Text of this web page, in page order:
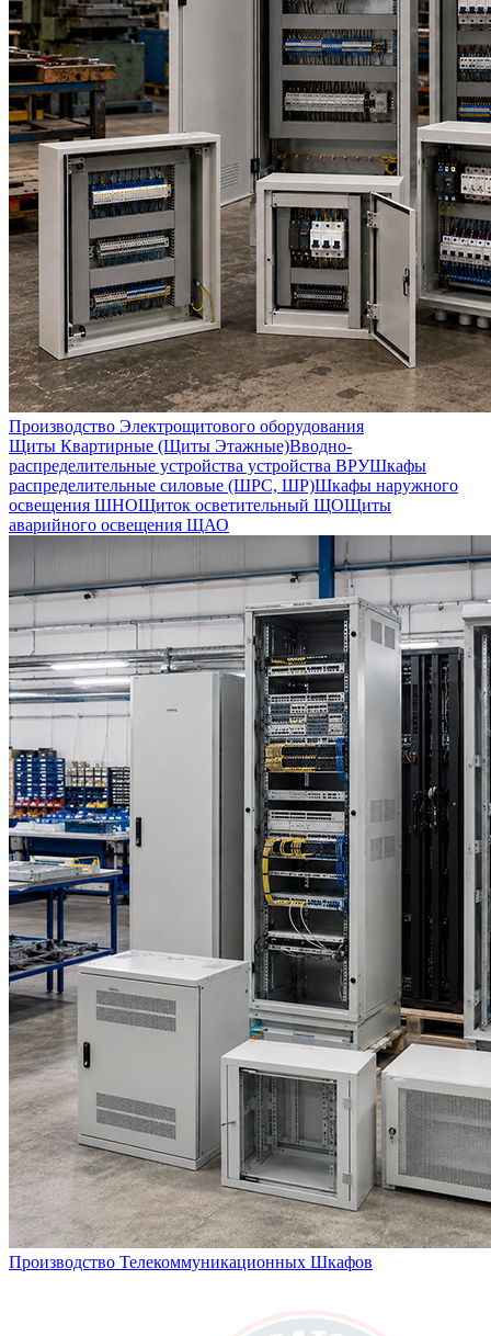
Производство Электрощитового оборудования
Щиты Квартирные (Щиты Этажные)Вводно-
распределительные устройства устройства ВРУШкафы
распределительные силовые (ШРС, ШР)Шкафы наружного
освещения ШНОЩиток осветительный ЩОЩиты
аварийного освещения ЩАО
Производство Телекоммуникационных Шкафов